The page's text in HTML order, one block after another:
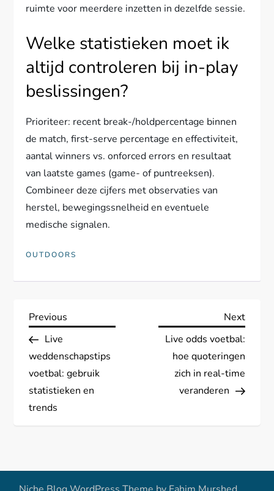
ruimte voor meerdere inzetten in dezelfde sessie.
Welke statistieken moet ik
altijd controleren bij in-play
beslissingen?
Prioriteer: recent break-/holdpercentage binnen
de match, first-serve percentage en effectiviteit,
aantal winners vs. onforced errors en resultaat
van laatste games (game- of puntreeksen).
Combineer deze cijfers met observaties van
herstel, bewegingssnelheid en eventuele
medische signalen.
OUTDOORS
P
o
s
t
a
Previous
Post
Previous
Live
weddenschapstips
voetbal: gebruik
statistieken en
trends
Next
Post
Next
Live odds voetbal:
hoe quoteringen
zich in real-time
veranderen